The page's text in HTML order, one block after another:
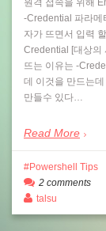
원격 접속을 위해
-Credential 파라메
자가 뜨면서 입력
Credential [대상의
뜨는 이유는 -
데 이것을 만드는
만들수 있다…
Read More
Powershell Tips
2 comments
talsu